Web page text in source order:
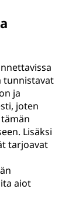
tunnistavat
ja
joten
Lisäksi
tarjoavat
aiot